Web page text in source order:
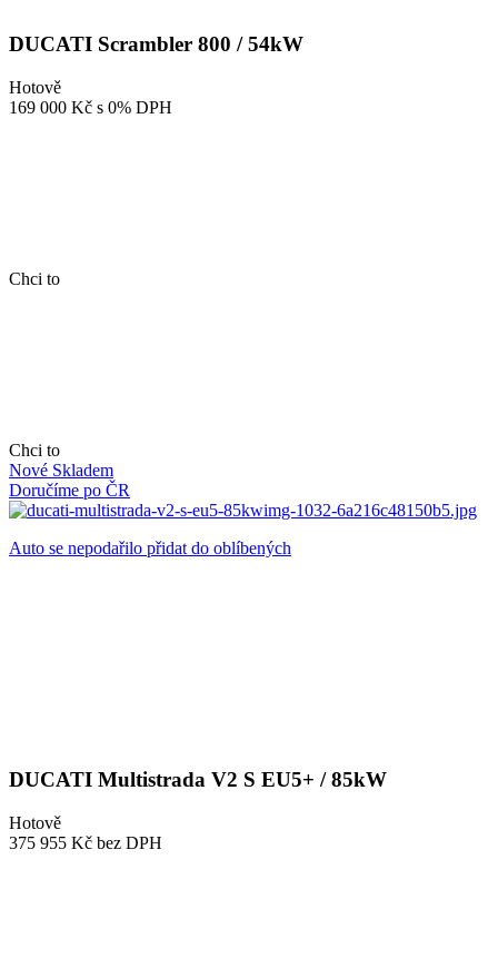
DUCATI Scrambler 800 / 54kW
Hotově
169 000 Kč s 0% DPH
Chci to
Chci to
Nové Skladem
Doručíme po ČR
Auto se nepodařilo přidat do oblíbených
DUCATI Multistrada V2 S EU5+ / 85kW
Hotově
375 955 Kč bez DPH